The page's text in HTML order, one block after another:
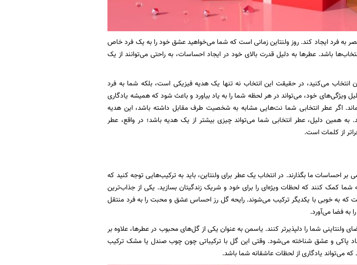
به فرد ایجاد کند. روز ولنتاین زمانی است که شما می‌خواهید عشق خود را به یک فرد خاص
باشد. عطرها به دلیل قدرت بالای خود در ایجاد احساسات، به راحتی می‌توانند از یک
انتخاب می‌کنید، در حقیقت این انتخاب نه تنها یک هدیه فیزیکی است، بلکه شما به فرد
ویژگی‌های خود، می‌تواند در هر لحظه شما را به یاد بیاورد و باعث شود که همیشه یادگاری
اگر عطر انتخابی شما نت‌هایی مشابه به شخصیت طرف مقابل داشته باشد، این هدیه
همین دلیل، عطر انتخابی شما می‌تواند چیزی بیشتر از یک هدیه باشد؛ در واقع، عطر
از کلمات است.
بر احساسات ما بگذارند. در انتخاب یک عطر برای ولنتاین، باید به ترکیب‌هایی توجه کنید که
شما کمک کنند که لحظات ویژه‌ای را برای خود و شریک زندگیتان بسازید. یکی از جذاب‌ترین
است که به خوبی با یکدیگر ترکیب می‌شوند. رایحه گل رز احساس عشق و محبت را به فرد منتقل
به فضا می‌آورد.
ولنتاینی شما را دلپذیرتر کنند. یاسمن به عنوان یکی از گل‌های محبوب در عطرها، علاوه بر
پاکی و عشق شناخته می‌شود. وقتی این گل با ترکیباتی چون چوب صندل یا مشک ترکیب
می‌تواند یادگاری از لحظات عاشقانه شما باشد.